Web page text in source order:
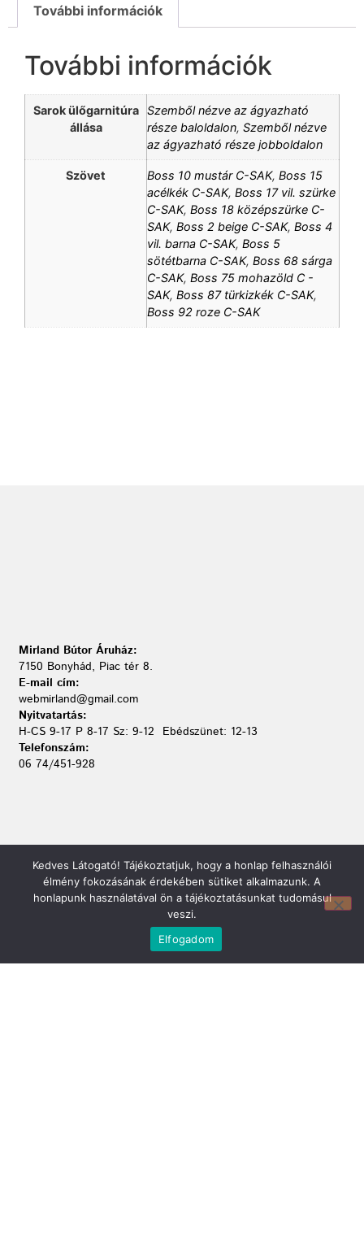
További információk
További információk
Sarok ülőgarnitúra
állása
Szemből nézve az ágyazható
része baloldalon, Szemből nézve
az ágyazható része jobboldalon
Szövet Boss 10 mustár C-SAK, Boss 15
acélkék C-SAK, Boss 17 vil. szürke
C-SAK, Boss 18 középszürke C-
SAK, Boss 2 beige C-SAK, Boss 4
vil. barna C-SAK, Boss 5
sötétbarna C-SAK, Boss 68 sárga
C-SAK, Boss 75 mohazöld C -
SAK, Boss 87 türkizkék C-SAK,
Boss 92 roze C-SAK
Mirland Bútor Áruház:
7150 Bonyhád, Piac tér 8.
E-mail cím:
webmirland@gmail.com
Nyitvatartás:
H-CS 9-17 P 8-17 Sz: 9-12 Ebédszünet: 12-13
Telefonszám:
06 74/451-928
Kedves Látogató! Tájékoztatjuk, hogy a honlap felhasználói
élmény fokozásának érdekében sütiket alkalmazunk. A
honlapunk használatával ön a tájékoztatásunkat tudomásul
veszi.
Elfogadom